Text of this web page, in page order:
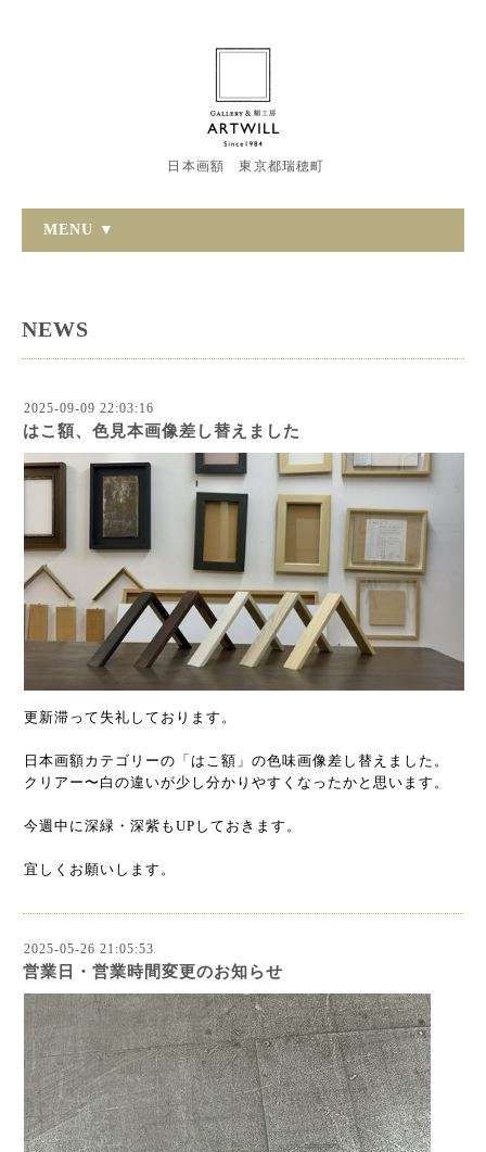
日本画額 東京都瑞穂町
MENU ▼
NEWS
2025-09-09 22:03:16
はこ額、色見本画像差し替えました
更新滞って失礼しております。
日本画額カテゴリーの「はこ額」の色味画像差し替えました。
クリアー〜白の違いが少し分かりやすくなったかと思います。
今週中に深緑・深紫もUPしておきます。
宜しくお願いします。
2025-05-26 21:05:53
営業日・営業時間変更のお知らせ